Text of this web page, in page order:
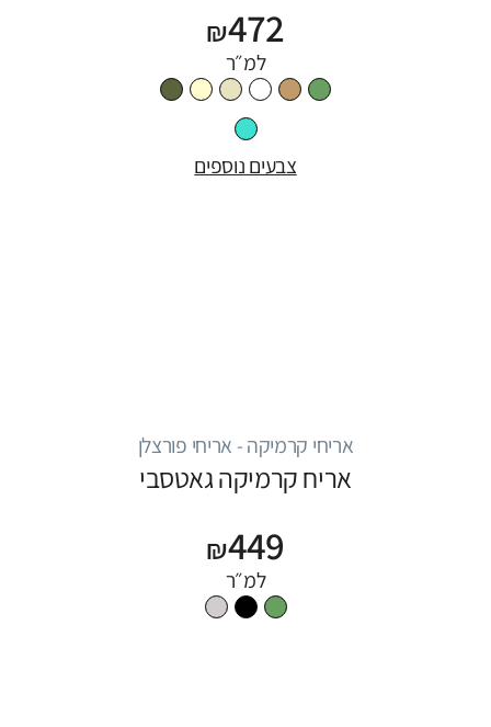
₪472
למ״ר
צבעים נוספים
אריחי קרמיקה - אריחי פורצלן
אריח קרמיקה גאטסבי
₪449
למ״ר